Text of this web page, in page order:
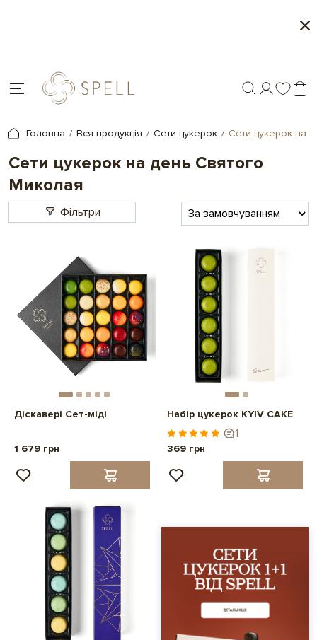
Головна Вся продукція Сети цукерок Сети цукерок на
Сети цукерок на день Святого
Миколая
Фільтри
Діскавері Сет-міді
1 679 грн
Набір цукерок KYIV CAKE
1
369 грн